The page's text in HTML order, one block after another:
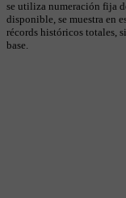
se utiliza numeración fija
disponible, se muestra en
récords históricos totales,
base.